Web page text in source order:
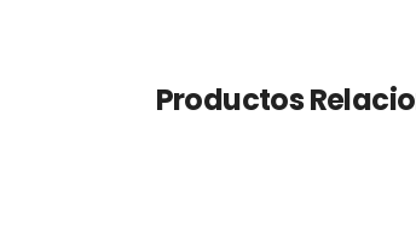
Productos